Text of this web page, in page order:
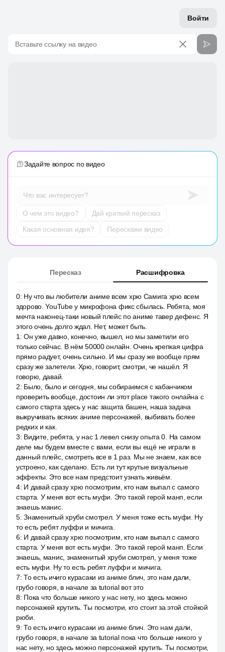
Войти
Вставьте ссылку на видео
Задайте вопрос по видео
Что вас интересует?
О чем это видео?
Дай краткий пересказ
Какая основная идея?
Перескажи видео
Пересказ Расшифровка
0: Ну что вы любители аниме всем хрю Самига хрю всем
здорово. YouTube у микрофона фикс сбылась. Ребята, моя
мечта наконец-таки новый плейс по аниме тавер дефенс. Я
этого очень долго ждал. Нет, может быть.
1 :Он уже давно, конечно, вышел, но мы заметили его
только сейчас. В нём 50000 онлайн. Очень крепкая цифра
прямо радует, очень сильно. И мы сразу же вообще прям
сразу же залетели. Хрю, говорит, смотри, че нашёл. Я
говорю, давай.
2: Было, было и сегодня, мы собираемся с кабанчиком
проверить вообще, достоин ли этот place такого онлайна с
самого старта здесь у нас защита башен, наша задача
выкручивать всяких аниме персонажей, выбивать более
редких и как.
3: Видите, ребята, у нас 1 левел снизу опыта 0. На самом
деле мы будем вместе с вами, если вы ещё не играли в
данный плейс, смотреть все в 1 раз. Мы не знаем, как все
устроено, как сделано. Есть ли тут крутые визуальные
эффекты. Это все нам предстоит узнать живьём.
4: И давай сразу хрю посмотрим, кто нам выпал с самого
старта. У меня вот есть муфи. Это такой герой манп, если
знаешь манис.
5:Знаменитый хруби смотрел. У меня тоже есть муфи. Ну
то есть ребят луффи и мичига.
6: И давай сразу хрю посмотрим, кто нам выпал с самого
старта. У меня вот есть муфи. Это такой герой манп. Если
знаешь, манис, знаменитый хруби смотрел, у меня тоже
есть муфи. Ну то есть ребят луффи и мичига.
7:То есть ичиго курасаки из аниме блич, это нам дали,
грубо говоря, в начале за tutorial вот это
8: Пока что больше никого у нас нету, но здесь можно
персонажей крутить. Ты посмотри, кто стоит за этой стойкой
рюби.
9:То есть ичиго курасаки из аниме блич. Это нам дали,
грубо говоря, в начале за tutorial пока что больше никого у
нас нету, но здесь можно персонажей крутить. Ты посмотри,